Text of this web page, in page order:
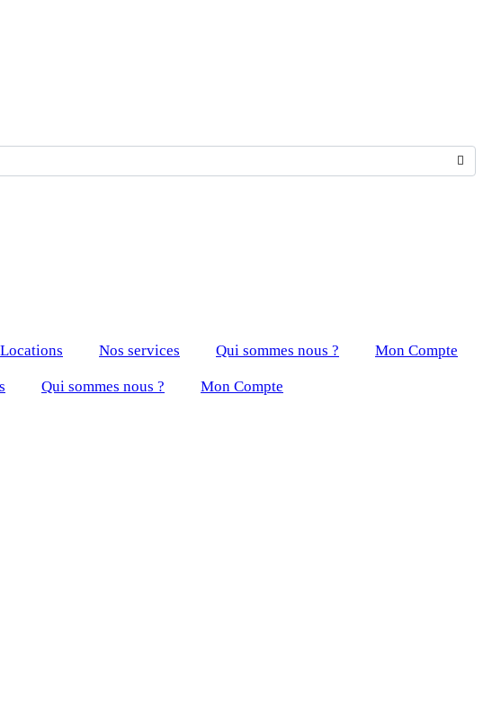
Locations Nos services Qui sommes nous ? Mon Compte
Qui sommes nous ? Mon Compte